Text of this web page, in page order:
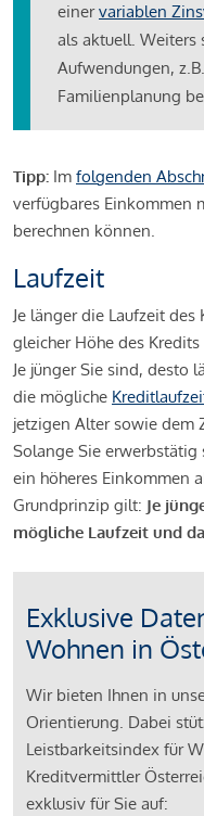
einervariablen
als aktuell.
Aufwendungen,
Familienplanung
Tipp: Im folgenden
verfügbares Einkommen
berechnen können.
Laufzeit
Je länger die Laufzeit
gleicher Höhe des
Je jünger Sie sind, desto
die mögliche
jetzigen Alter sowie dem
Solange Sie
ein höheres Einkommen
Grundprinzip gilt: Je
mögliche Laufzeit und
Exklusive
Wohnen in
Wir bieten Ihnen in
Orientierung. Dabei
Leistbarkeitsindex für
Kreditvermittler
exklusiv für Sie auf: